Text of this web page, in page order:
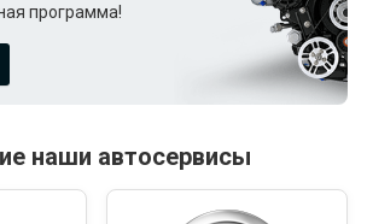
программа!
наши автосервисы